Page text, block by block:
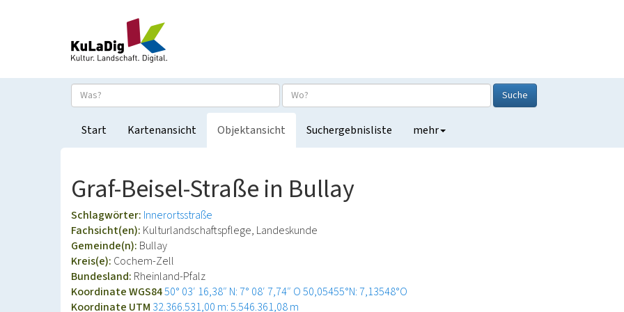
Suche
Start Kartenansicht Objektansicht Suchergebnisliste mehr
Graf-Beisel-Straße in Bullay
Schlagwörter: Innerortsstraße
Fachsicht(en): Kulturlandschaftspflege, Landeskunde
Gemeinde(n): Bullay
Kreis(e): Cochem-Zell
Bundesland: Rheinland-Pfalz
Koordinate WGS8450° 03′ 16,38″ N: 7° 08′ 7,74″ O50,05455°N: 7,13548°O
Koordinate UTM 32.366.531,00 m: 5.546.361,08 m